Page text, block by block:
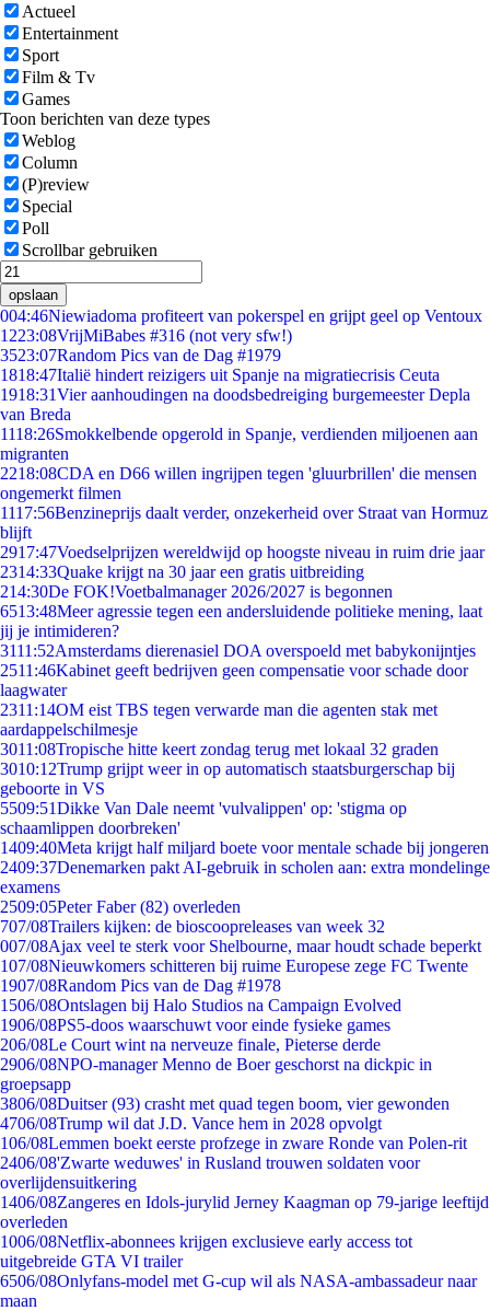
Actueel
Entertainment
Sport
Film & Tv
Games
Toon berichten van deze types
Weblog
Column
(P)review
Special
Poll
Scrollbar gebruiken
opslaan
004:46Niewiadoma profiteert van pokerspel en grijpt geel op Ventoux
1223:08VrijMiBabes #316 (not very sfw!)
3523:07Random Pics van de Dag #1979
1818:47Italië hindert reizigers uit Spanje na migratiecrisis Ceuta
1918:31Vier aanhoudingen na doodsbedreiging burgemeester Depla
van Breda
1118:26Smokkelbende opgerold in Spanje, verdienden miljoenen aan
migranten
2218:08CDA en D66 willen ingrijpen tegen 'gluurbrillen' die mensen
ongemerkt filmen
1117:56Benzineprijs daalt verder, onzekerheid over Straat van Hormuz
blijft
2917:47Voedselprijzen wereldwijd op hoogste niveau in ruim drie jaar
2314:33Quake krijgt na 30 jaar een gratis uitbreiding
214:30De FOK!Voetbalmanager 2026/2027 is begonnen
6513:48Meer agressie tegen een andersluidende politieke mening, laat
jij je intimideren?
3111:52Amsterdams dierenasiel DOA overspoeld met babykonijntjes
2511:46Kabinet geeft bedrijven geen compensatie voor schade door
laagwater
2311:14OM eist TBS tegen verwarde man die agenten stak met
aardappelschilmesje
3011:08Tropische hitte keert zondag terug met lokaal 32 graden
3010:12Trump grijpt weer in op automatisch staatsburgerschap bij
geboorte in VS
5509:51Dikke Van Dale neemt 'vulvalippen' op: 'stigma op
schaamlippen doorbreken'
1409:40Meta krijgt half miljard boete voor mentale schade bij jongeren
2409:37Denemarken pakt AI-gebruik in scholen aan: extra mondelinge
examens
2509:05Peter Faber (82) overleden
707/08Trailers kijken: de bioscoopreleases van week 32
007/08Ajax veel te sterk voor Shelbourne, maar houdt schade beperkt
107/08Nieuwkomers schitteren bij ruime Europese zege FC Twente
1907/08Random Pics van de Dag #1978
1506/08Ontslagen bij Halo Studios na Campaign Evolved
1906/08PS5-doos waarschuwt voor einde fysieke games
206/08Le Court wint na nerveuze finale, Pieterse derde
2906/08NPO-manager Menno de Boer geschorst na dickpic in
groepsapp
3806/08Duitser (93) crasht met quad tegen boom, vier gewonden
4706/08Trump wil dat J.D. Vance hem in 2028 opvolgt
106/08Lemmen boekt eerste profzege in zware Ronde van Polen-rit
2406/08'Zwarte weduwes' in Rusland trouwen soldaten voor
overlijdensuitkering
1406/08Zangeres en Idols-jurylid Jerney Kaagman op 79-jarige leeftijd
overleden
1006/08Netflix-abonnees krijgen exclusieve early access tot
uitgebreide GTA VI trailer
6506/08Onlyfans-model met G-cup wil als NASA-ambassadeur naar
maan